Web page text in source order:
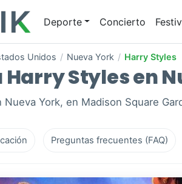
Deporte Concierto
Unidos / Nueva York / Harry Styles
Styles en
York, en Madison Square
Preguntas frecuentes (FAQ)